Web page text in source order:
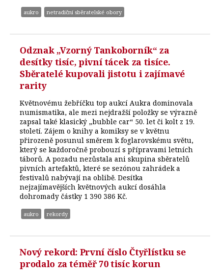
aukro netradiční sběratelské obory
Odznak „Vzorný Tankoborník“ za
desítky tisíc, pivní tácek za tisíce.
Sběratelé kupovali jistotu i zajímavé
rarity
Květnovému žebříčku top aukcí Aukra dominovala
numismatika, ale mezi nejdražší položky se výrazně
zapsal také klasický „bubble car“ 50. let či kolt z 19.
století. Zájem o knihy a komiksy se v květnu
přirozeně posunul směrem k foglarovskému světu,
který se každoročně probouzí s přípravami letních
táborů. A pozadu nezůstala ani skupina sběratelů
pivních artefaktů, které se sezónou zahrádek a
festivalů nabývají na oblibě. Desítka
nejzajímavějších květnových aukcí dosáhla
dohromady částky 1 390 386 Kč.
aukro rekordy
Nový rekord: První číslo Čtyřlístku se
prodalo za téměř 70 tisíc korun